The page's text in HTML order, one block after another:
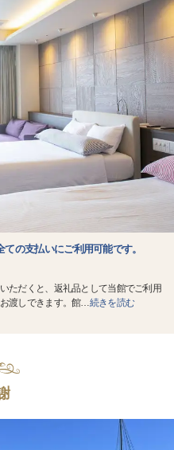
の支払いにご利用可能です。
ただくと、返礼品として当館でご利用
渡しできます。館…続きを読む